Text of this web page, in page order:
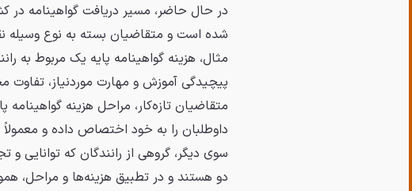
در حال حاضر، مسیر دریافت گواهینامه در
شده است و متقاضیان بسته به نوع وسیله
مثال، هزینه گواهینامه پایه یک مربوط به
پیچیدگی آموزش و مهارت‌ موردنیاز، تفاوت
داوطلبان را به خود اختصاص داده و
سوی دیگر، گروهی از رانندگان که توانایی و
دو هستند و در تطبیق هزینه‌ها و مراحل،